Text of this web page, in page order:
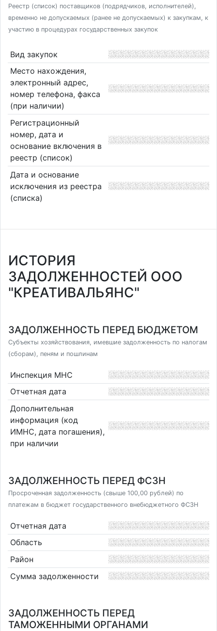
Реестр (список) поставщиков (подрядчиков, исполнителей),
временно не допускаемых (ранее не допускаемых) к закупкам, к
участию в процедурах государственных закупок
Вид закупок
Место нахождения,
электронный адрес,
номер телефона, факса
(при наличии)
Регистрационный
номер, дата и
основание включения в
реестр (список)
Дата и основание
исключения из реестра
(списка)
ИСТОРИЯ
ЗАДОЛЖЕННОСТЕЙ ООО
"КРЕАТИВАЛЬЯНС"
ЗАДОЛЖЕННОСТЬ ПЕРЕД БЮДЖЕТОМ
Субъекты хозяйствования, имевшие задолженность по налогам
(сборам), пеням и пошлинам
Инспекция МНС
Отчетная дата
Дополнительная
информация (код
ИМНС, дата погашения),
при наличии
ЗАДОЛЖЕННОСТЬ ПЕРЕД ФСЗН
Просроченная задолженность (свыше 100,00 рублей) по
платежам в бюджет государственного внебюджетного ФСЗН
Отчетная дата
Область
Район
Сумма задолженности
ЗАДОЛЖЕННОСТЬ ПЕРЕД
ТАМОЖЕННЫМИ ОРГАНАМИ